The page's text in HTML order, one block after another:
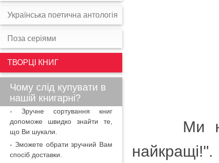
Ми не
найкращі!
Українська поетична антологія
Поза серіями
ТВОРЦІ КНИГ
Чому слід купувати в
нашій книгарні?
- Зручне сортування книг
допоможе швидко знайти те,
що Ви шукали.
- Зможете обрати зручний Вам
спосіб доставки.